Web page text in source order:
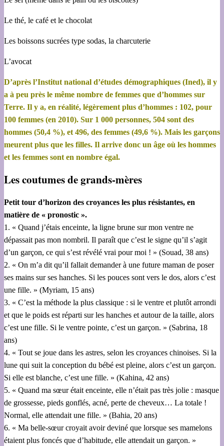
Le thé, le café et le chocolat
Les boissons sucrées type sodas, la charcuterie
L’avocat
D’après l’Institut national d’études démographiques (Ined), il y
a à peu près le même nombre de femmes que d’hommes sur
Terre. Il y a, en réalité, légèrement plus d’hommes : 102, pour
100 femmes (en 2010). Sur 1 000 personnes, 504 sont des
hommes (50,4 %), et 496, des femmes (49,6 %). Mais les garçons
meurent plus que les filles. Il arrive donc un âge où les hommes
et les femmes sont en nombre égal.
Les coutumes de grands-mères
Petit tour d’horizon des croyances les plus résistantes, en
matière de « pronostic ».
1. « Quand j’étais enceinte, la ligne brune sur mon ventre ne
dépassait pas mon nombril. Il paraît que c’est le signe qu’il s’agit
d’un garçon, ce qui s’est révélé vrai pour moi ! » (Souad, 38 ans)
2. « On m’a dit qu’il fallait demander à une future maman de poser
ses mains sur ses hanches. Si les pouces sont vers le dos, alors c’est
une fille. » (Myriam, 15 ans)
3. « C’est la méthode la plus classique : si le ventre et plutôt arrondi
et que le poids est réparti sur les hanches et autour de la taille, alors
c’est une fille. Si le ventre pointe, c’est un garçon. » (Sabrina, 18
ans)
4. « Tout se joue dans les astres, selon les croyances chinoises. Si la
lune qui suit la conception du bébé est pleine, alors c’est un garçon.
Si elle est blanche, c’est une fille. » (Kahina, 42 ans)
5. « Quand ma sœur était enceinte, elle n’était pas très jolie : masque
de grossesse, pieds gonflés, acné, perte de cheveux… La totale !
Normal, elle attendait une fille. » (Bahia, 20 ans)
6. « Ma belle-sœur croyait avoir deviné que lorsque ses mamelons
étaient plus foncés que d’habitude, elle attendait un garçon. »